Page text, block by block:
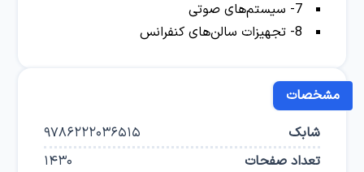
7- سیستم‌های صوتی
8- تجهیزات سالن‌های کنفرانس
مشخصات
شابک
9786222036515
تعداد صفحات
1430